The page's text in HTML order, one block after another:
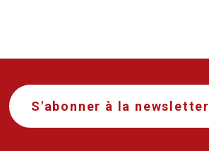
S'abonner à la newsletter